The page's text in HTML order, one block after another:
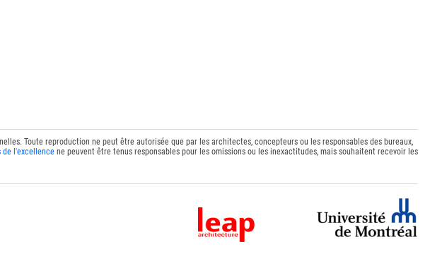
Toute reproduction ne peut être autorisée que par les architectes, concepteurs ou les responsables des bureaux,
de l'excellencene peuvent être tenus responsables pour les omissions ou les inexactitudes, mais souhaitent recevoir les